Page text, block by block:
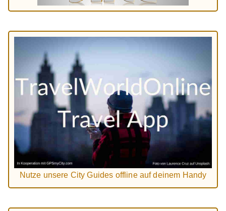
Nutze unsere City Guides offline auf deinem Handy